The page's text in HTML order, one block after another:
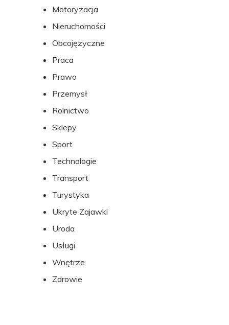
Motoryzacja
Nieruchomości
Obcojęzyczne
Praca
Prawo
Przemysł
Rolnictwo
Sklepy
Sport
Technologie
Transport
Turystyka
Ukryte Zajawki
Uroda
Usługi
Wnętrze
Zdrowie